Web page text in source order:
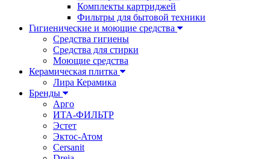
Комплекты картриджей
Фильтры для бытовой техники
Гигиенические и моющие средства
Средства гигиены
Средства для стирки
Моющие средства
Керамическая плитка
Лира Керамика
Бренды
Арго
ИТА-ФИЛЬТР
Эстет
Эктос-Атом
Cersanit